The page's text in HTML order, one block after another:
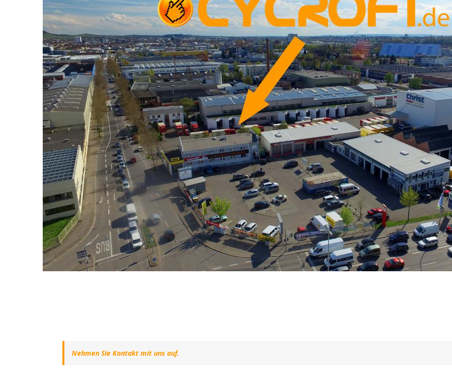
Nehmen Sie Kontakt mit uns auf.